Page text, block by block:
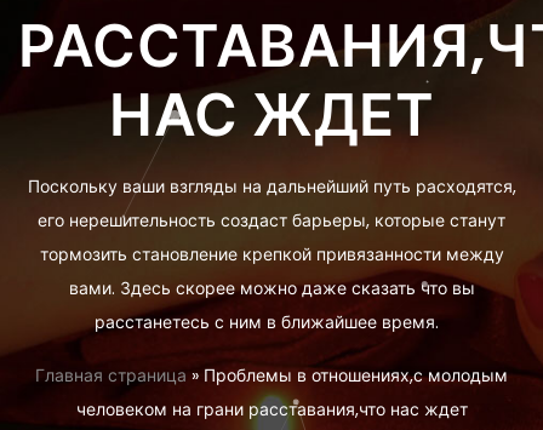
НАС ЖДЕТ
Поскольку ваши взгляды на дальнейший путь расходятся,
его нерешительность создаст барьеры, которые станут
тормозить становление крепкой привязанности между
вами. Здесь скорее можно даже сказать что вы
расстанетесь с ним в ближайшее время.
Главная страница » Проблемы в отношениях,с молодым
человеком на грани расставания,что нас ждет